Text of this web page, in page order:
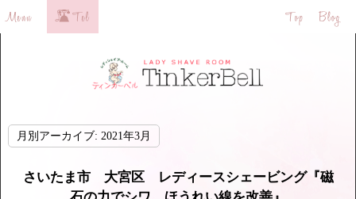
月別アーカイブ: 2021年3月
さいたま市 大宮区 レディースシェービング『磁